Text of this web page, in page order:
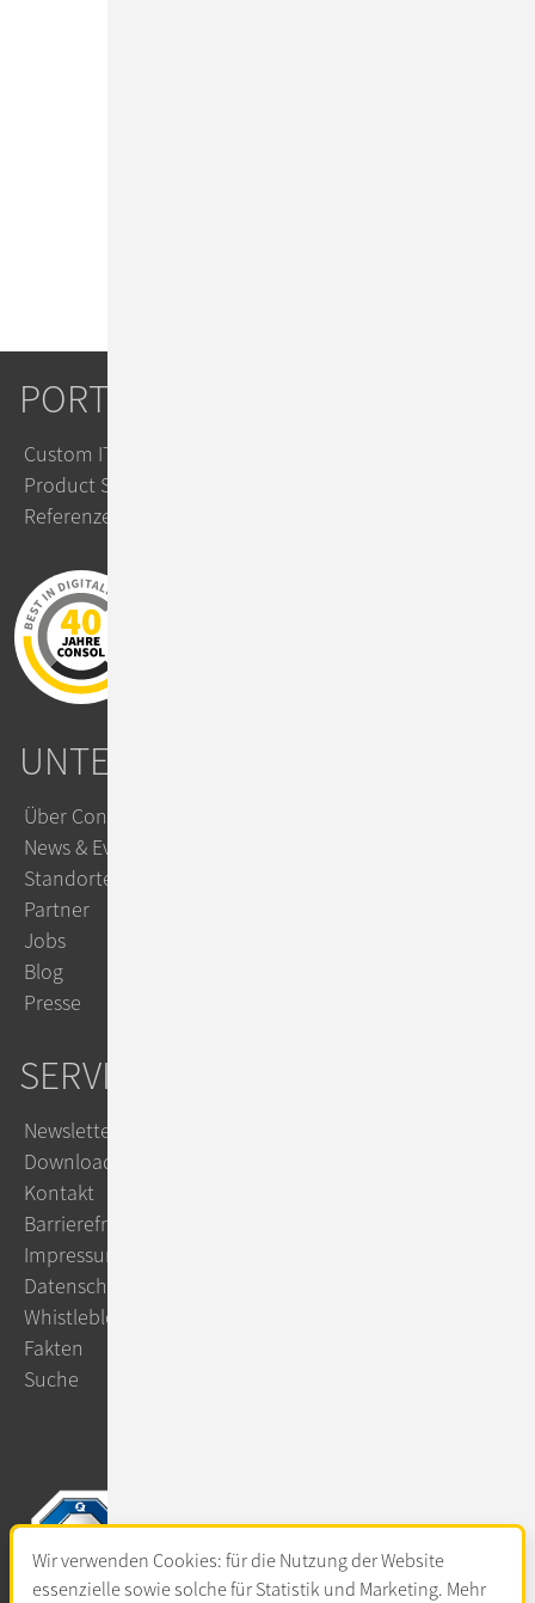
PORTFOLIO
Custom IT Solutions
Product Solutions
Referenzen
UNTERNEHMEN
Über ConSol
News & Events
Standorte
Partner
Jobs
Blog
Presse
SERVICE
Newsletter
Downloads
Kontakt
Barrierefreiheit
Impressum
Datenschutz
Whistleblowing
Fakten
Suche
Wir verwenden Cookies: für die Nutzung der Website
essenzielle sowie solche für Statistik und Marketing. Mehr